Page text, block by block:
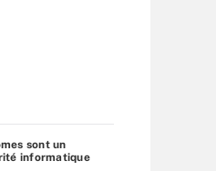
sont un
informatique